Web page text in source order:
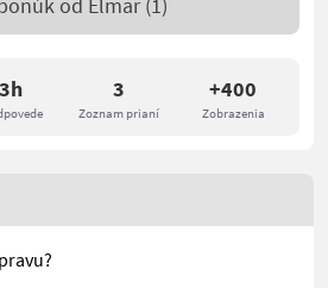
3
Zoznam prianí
+400
Zobrazenia